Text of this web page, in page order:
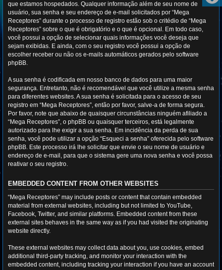
que estamos hospedados. Qualquer informação além de seu nome de
usuário, sua senha e seu endereço de e-mail solicitados por “Mega
Receptores” durante o processo de registro estão sob o critédio de “Mega
Receptores” sobre o que é obrigatório e o que é opcional. Em todo caso,
você possui a opção de selecionar quais informações você deseja que
sejam exibidas. E ainda, com o seu registro você possui a opção de
escolher receber ou não os e-mails automáticos gerados pelo software
phpBB.
A sua senha é codificada em nosso banco de dados para uma maior
segurança. Entretanto, não é recomendável que você utilize a mesma senha
para diferentes websites. A sua senha é solicitada para o acesso de seu
registro em “Mega Receptores”, então por favor, salve-a de forma segura.
Por favor, note que abaixo de quaisquer circunstâncias ninguém afiliado a
“Mega Receptores”, o phpBB ou quaisquer terceiros, está legalmente
autorizado para lhe exigir a sua senha. Em incidência da perda de sua
senha, você pode utilizar a opção “Esqueci a senha” oferecida pelo software
phpBB. Este processo irá lhe solicitar que envie o seu nome de usuário e
endereço de e-mail, para que o sistema gere uma nova senha e você possa
reativar o seu registro.
EMBEDDED CONTENT FROM OTHER WEBSITES
“Mega Receptores” may include posts or content that contain embedded
material from external websites, including but not limited to YouTube,
Facebook, Twitter, and similar platforms. Embedded content from these
external sites behaves in the same way as if you had visited the originating
website directly.
These external websites may collect data about you, use cookies, embed
additional third-party tracking, and monitor your interaction with the
embedded content, including tracking your interaction if you have an account